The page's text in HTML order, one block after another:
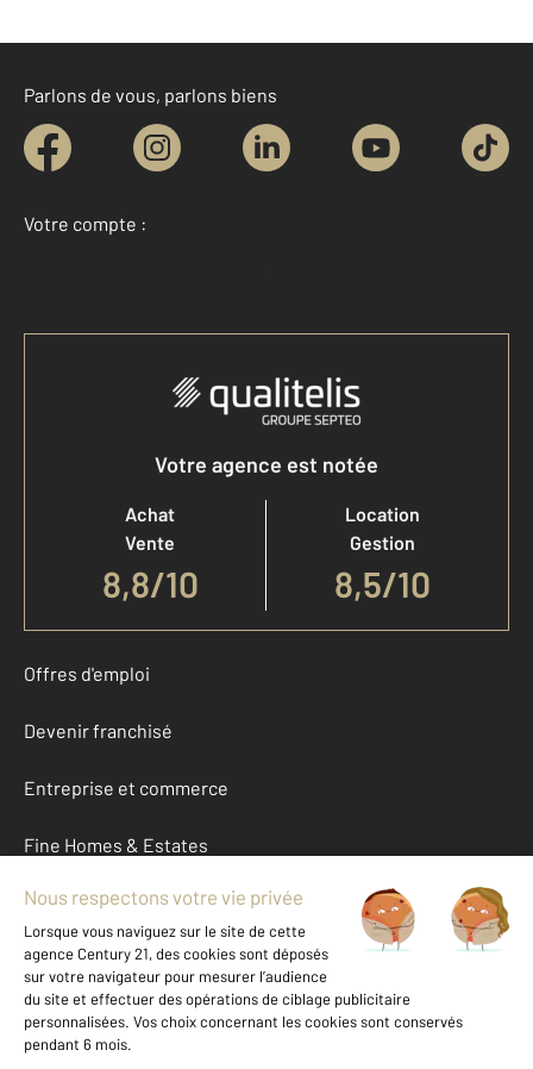
Parlons de vous, parlons biens
Votre compte :
Accéder à mon compte
Votre agence est notée
Achat
Vente
8,8/10
Location
Gestion
8,5/10
Offres d'emploi
Devenir franchisé
Entreprise et commerce
Fine Homes & Estates
À propos
International
Nous contacter